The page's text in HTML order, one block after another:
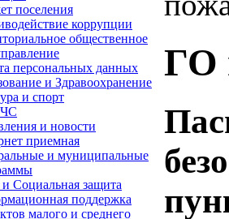
поселения
коррупции
общественное
персональных данных
и Здравоохранение
и спорт
и новости
приемная
и муниципальные
Социальная защита
поддержка
малого и среднего
ГО